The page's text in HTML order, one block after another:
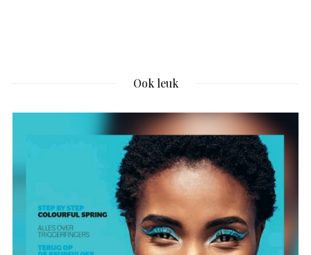
Ook leuk